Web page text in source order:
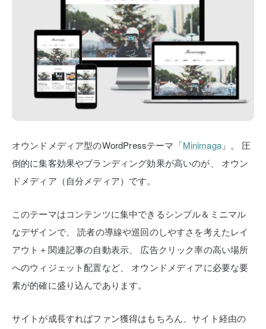
オウンドメディア型のWordPressテーマ「Minimaga」。
圧
倒的に集客効果やブランディング効果が高いのが、
オウン
ドメディア（自分メディア）です。
このテーマはコンテンツに集中できるシンプル＆ミニマル
なデザインで、
読者の導線や巡回のしやすさを考えたレイ
アウト＋関連記事の自動表示、
広告クリック率の高い場所
へのウィジェット配置など、
オウンドメディアに必要な要
素が的確に盛り込んであります。
サイトが成長すればファン獲得はもちろん、サイト経由の